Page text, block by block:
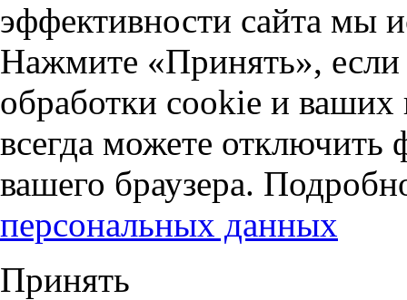
эффективности сайта мы
Нажмите «Принять», если
обработки cookie и
всегда можете отключить
вашего браузера.
персональных данных
Принять